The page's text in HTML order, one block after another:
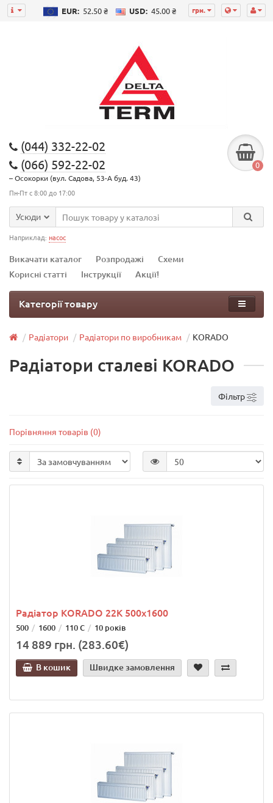
грн.
EUR: 52.50 ₴ USD: 45.00 ₴
(044) 332-22-02
(066) 592-22-02
– Осокорки (вул. Садова, 53-А буд. 43)
Пн-Пт с 8:00 до 17:00
0
Усюди
Наприклад: насос
Викачати каталог Розпродажі
Схеми
Корисні статті
Інструкції Акції!
Категорії товару
Радіатори Радіатори по виробникам KORADO
Радіатори сталеві KORADO
Фільтр
Порівняння товарів (0)
Радіатор KORADO 22K 500x1600
500 1600 110 С 10 років
14 889 грн. (283.60€)
В кошик Швидке замовлення